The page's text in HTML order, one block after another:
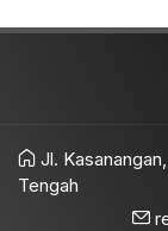
Jl.
Tengah